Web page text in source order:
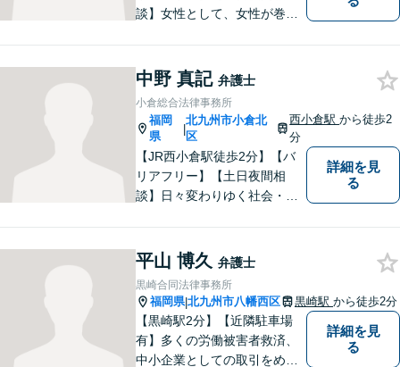
談】女性として、女性が巻き
極的に対応しております。男
性弁護士には相談しづらいと
いう女性の方もお気軽にご相
談下さい。
中野 真記 弁護士
小倉総合法律事務所
福岡
県
|
北九州市小倉北
区
西小倉駅から徒歩2
分
【JR西小倉駅徒歩2分】【バ
リアフリー】【土日夜間相
談】日々変わりゆく社会・法
だける良質なリーガルサービ
スを提供できるよう日々研鑽
に努めてまいります。お気軽
にご相談ください。
詳細を見
る
平山 博久 弁護士
黒崎合同法律事務所
福岡県|北九州市八幡西区 黒崎駅 から徒歩2分
【黒崎駅2分】【近隣駐車場
有】多くの労働被害者救済、
中小企業としての取引をめぐ
詳細を見
る